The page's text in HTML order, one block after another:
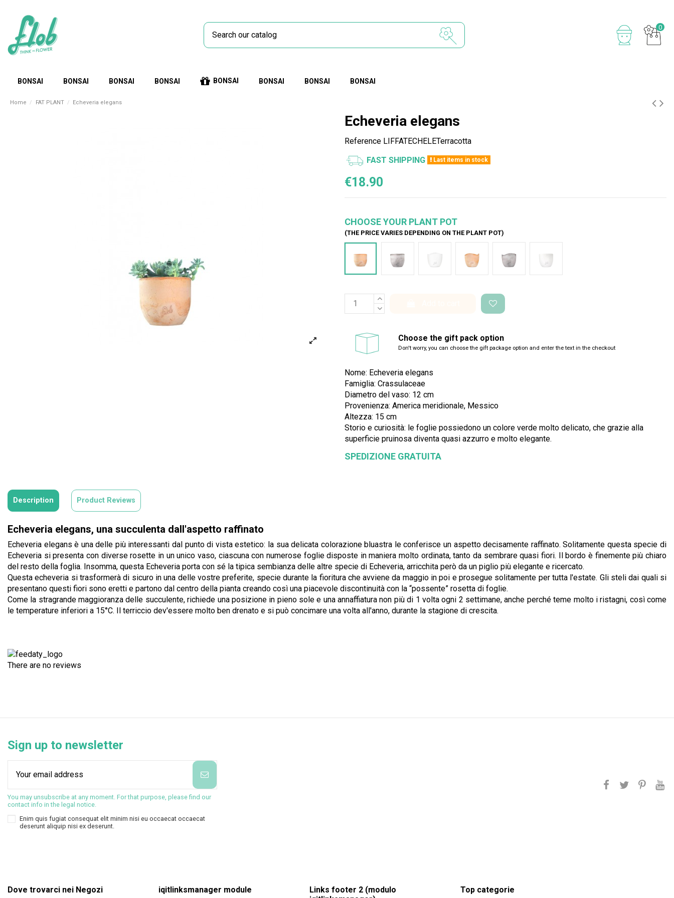
0
BONSAI BONSAI BONSAI BONSAI BONSAI BONSAI BONSAI BONSAI
Home FAT PLANT Echeveria elegans
Echeveria elegans
Reference LIFFATECHELETerracotta
FAST SHIPPING Last items in stock
€18.90
CHOOSE YOUR PLANT POT
(THE PRICE VARIES DEPENDING ON THE PLANT POT)
Choose the gift pack option
Don't worry, you can choose the gift package option and enter the text in the checkout
Nome: Echeveria elegans
Famiglia: Crassulaceae
Diametro del vaso: 12 cm
Provenienza: America meridionale, Messico
Altezza: 15 cm
Storio e curiosità: le foglie possiedono un colore verde molto delicato, che grazie alla
superficie pruinosa diventa quasi azzurro e molto elegante.
SPEDIZIONE GRATUITA
Description Product Reviews
Echeveria elegans, una succulenta dall'aspetto raffinato
Echeveria elegans è una delle più interessanti dal punto di vista estetico: la sua delicata colorazione bluastra le conferisce un aspetto decisamente raffinato. Solitamente questa specie di
Echeveria si presenta con diverse rosette in un unico vaso, ciascuna con numerose foglie disposte in maniera molto ordinata, tanto da sembrare quasi fiori. Il bordo è finemente più chiaro
del resto della foglia. Insomma, questa Echeveria porta con sé la tipica sembianza delle altre specie di Echeveria, arricchita però da un piglio più elegante e ricercato.
Questa echeveria si trasformerà di sicuro in una delle vostre preferite, specie durante la fioritura che avviene da maggio in poi e prosegue solitamente per tutta l'estate. Gli steli dai quali si
presentano questi fiori sono eretti e partono dal centro della pianta creando così una piacevole discontinuità con la “possente” rosetta di foglie.
Come la stragrande maggioranza delle succulente, richiede una posizione in pieno sole e una annaffiatura non più di 1 volta ogni 2 settimane, anche perché teme molto i ristagni, così come
le temperature inferiori a 15°C. Il terriccio dev'essere molto ben drenato e si può concimare una volta all'anno, durante la stagione di crescita.
There are no reviews
Sign up to newsletter
You may unsubscribe at any moment. For that purpose, please find our
contact info in the legal notice.
Enim quis fugiat consequat elit minim nisi eu occaecat occaecat
deserunt aliquip nisi ex deserunt.
Dove trovarci nei Negozi iqitlinksmanager module
Links footer 2 (modulo
Top categorie